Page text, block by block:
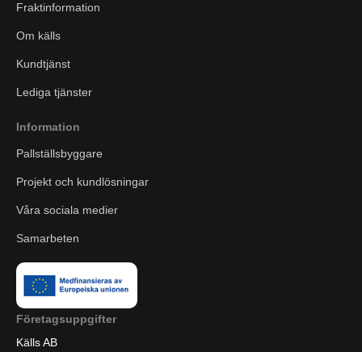
Fraktinformation
Om källs
Kundtjänst
Lediga tjänster
Information
Pallställsbyggare
Projekt och kundlösningar
Våra sociala medier
Samarbeten
Företagsuppgifter
Källs AB